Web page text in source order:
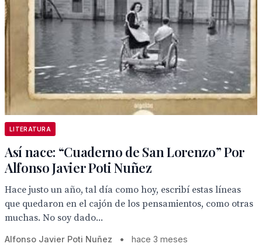
LITERATURA
Así nace: “Cuaderno de San Lorenzo” Por
Alfonso Javier Poti Nuñez
Hace justo un año, tal día como hoy, escribí estas líneas
que quedaron en el cajón de los pensamientos, como otras
muchas. No soy dado...
Alfonso Javier Poti Nuñez • hace 3 meses